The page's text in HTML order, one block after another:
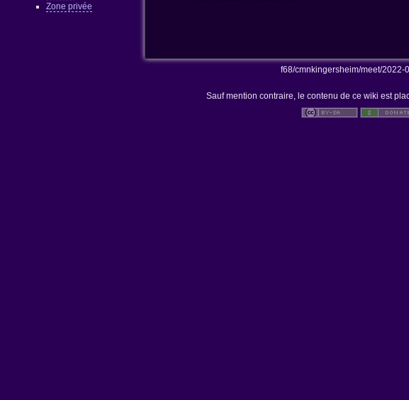
Zone privée
f68/cmnkingersheim/meet/
Sauf mention contraire, le contenu de ce wiki est